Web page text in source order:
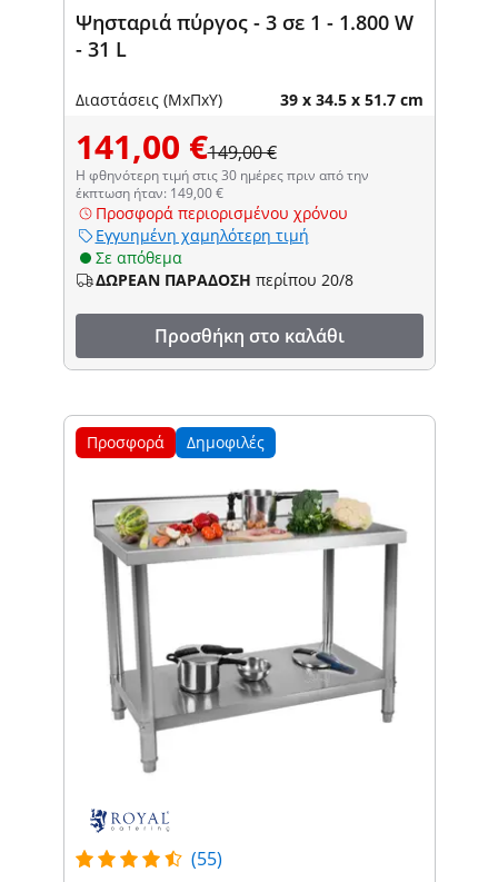
Ψησταριά πύργος - 3 σε 1 - 1.800 W
- 31 L
Διαστάσεις (ΜxΠxΥ) 39 x 34.5 x 51.7 cm
141,00 €149,00 €
Η φθηνότερη τιμή στις 30 ημέρες πριν από την
έκπτωση ήταν: 149,00 €
Προσφορά περιορισμένου χρόνου
Εγγυημένη χαμηλότερη τιμή
Σε απόθεμα
ΔΩΡΕΑΝ ΠΑΡΑΔΟΣΗ περίπου 20/8
Προσθήκη στο καλάθι
Προσφορά Δημοφιλές
(55)